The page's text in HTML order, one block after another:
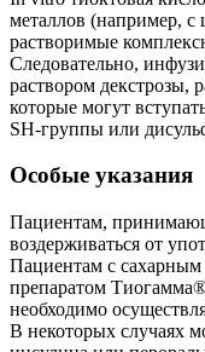
металлов (например, с
растворимые
Следовательно,
раствором декстрозы,
которые могут
SH-группы или
Особые указания
Пациентам,
воздерживаться от
Пациентам с сахарным
препаратом
необходимо
В некоторых случаях